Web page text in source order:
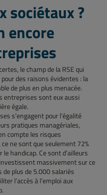
sociétaux ?
encore
le champ de la RSE qui
des raisons évidentes : la
de plus en plus menacée.
entreprises sont eux aussi
égale.
s’engagent pour l’égalité
pratiques managériales,
compte les risques
ne sont que seulement 72%
handicap. Ce sont d’ailleurs
massivement sur ce
de plus de 5.000 salariés
l’accès à l’emploi aux